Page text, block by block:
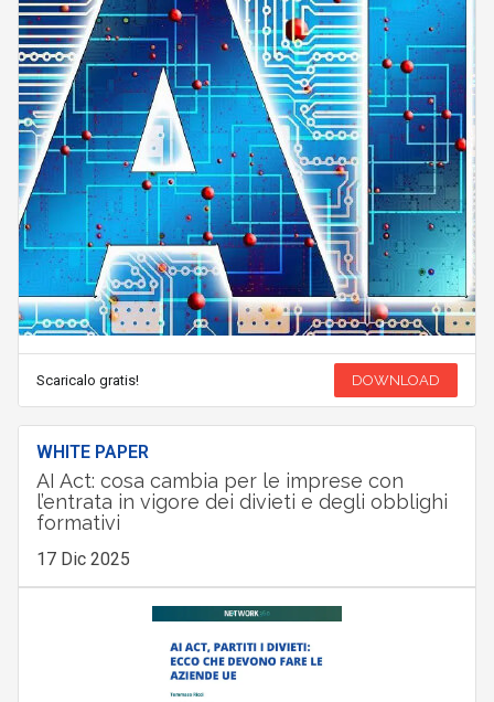
Scaricalo gratis! DOWNLOAD
WHITE PAPER
AI Act: cosa cambia per le imprese con
l’entrata in vigore dei divieti e degli obblighi
formativi
17 Dic 2025